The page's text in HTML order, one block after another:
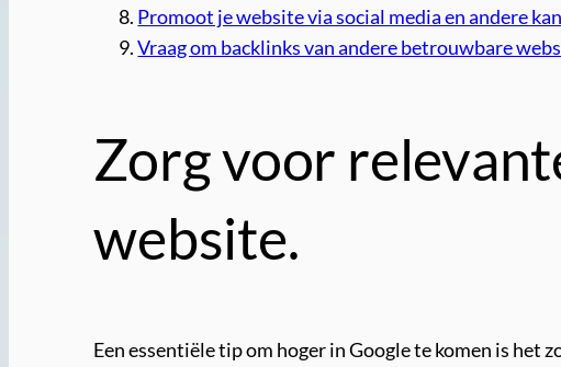
Promoot je website via social media en andere
Vraag om backlinks van andere betrouwbare
Zorg voor
website.
Een essentiële tip om hoger in Google te komen is